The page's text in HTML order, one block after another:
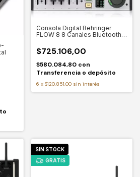
Consola Digital Behringer
FLOW 8 8 Canales Bluetooth
$725.106,00
$580.084,80 con
Transferencia o depósito
6 x $120.851,00 sin interés
SIN STOCK
GRATIS